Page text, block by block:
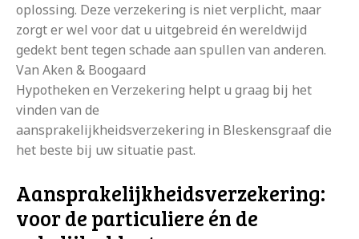
oplossing. Deze verzekering is niet verplicht, maar
zorgt er wel voor dat u uitgebreid én wereldwijd
gedekt bent tegen schade aan spullen van anderen.
Van Aken & Boogaard
Hypotheken en Verzekering helpt u graag bij het
vinden van de
aansprakelijkheidsverzekering in Bleskensgraaf die
het beste bij uw situatie past.
Aansprakelijkheidsverzekering:
voor de particuliere én de